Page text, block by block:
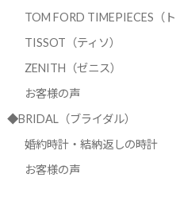
TOM FORD TIMEPIECES（
TISSOT（ティソ）
ZENITH（ゼニス）
お客様の声
◆BRIDAL（ブライダル）
婚約時計・結納返しの時計
お客様の声